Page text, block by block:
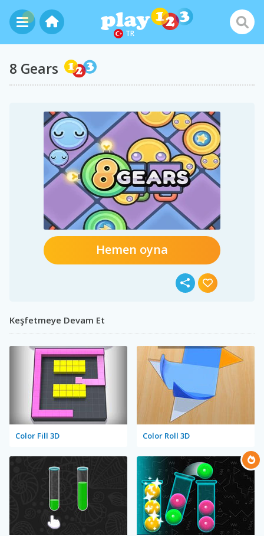
TR
8 Gears
Hemen oyna
Keşfetmeye Devam Et
Color Fill 3D Color Roll 3D